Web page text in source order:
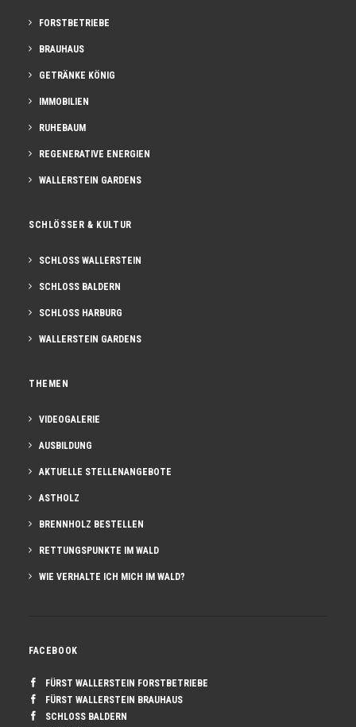
FORSTBETRIEBE
BRAUHAUS
GETRÄNKE KÖNIG
IMMOBILIEN
RUHEBAUM
REGENERATIVE ENERGIEN
WALLERSTEIN GARDENS
SCHLÖSSER & KULTUR
SCHLOSS WALLERSTEIN
SCHLOSS BALDERN
SCHLOSS HARBURG
WALLERSTEIN GARDENS
THEMEN
VIDEOGALERIE
AUSBILDUNG
AKTUELLE STELLENANGEBOTE
ASTHOLZ
BRENNHOLZ BESTELLEN
RETTUNGSPUNKTE IM WALD
WIE VERHALTE ICH MICH IM WALD?
FACEBOOK
FÜRST WALLERSTEIN FORSTBETRIEBE
FÜRST WALLERSTEIN BRAUHAUS
SCHLOSS BALDERN